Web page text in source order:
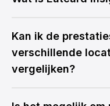
Kan ik de
verschillende
vergelijken?